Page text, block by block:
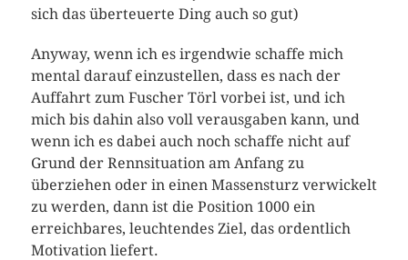
sich das überteuerte Ding auch so gut)
Anyway, wenn ich es irgendwie schaffe mich
mental darauf einzustellen, dass es nach der
Auffahrt zum Fuscher Törl vorbei ist, und ich
mich bis dahin also voll verausgaben kann, und
wenn ich es dabei auch noch schaffe nicht auf
Grund der Rennsituation am Anfang zu
überziehen oder in einen Massensturz verwickelt
zu werden, dann ist die Position 1000 ein
erreichbares, leuchtendes Ziel, das ordentlich
Motivation liefert.